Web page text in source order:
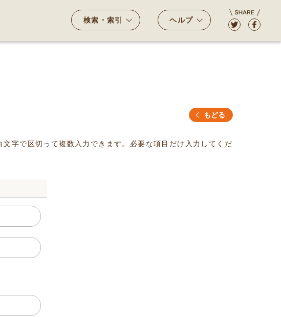
検索・索引 ヘルプ
もどる
字で区切って複数入力できます。必要な項目だけ入力してくだ